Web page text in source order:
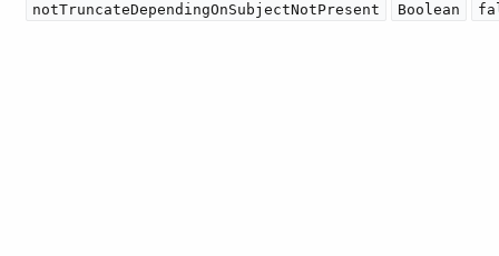
notTruncateDependingOnSubjectNotPresent Boolean